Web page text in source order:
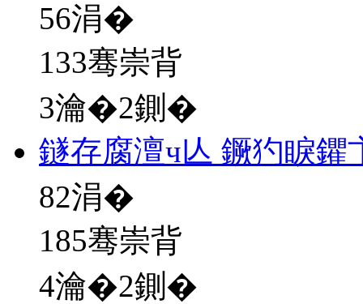
56涓�
133骞崇背
3瀹�2鍘�
鐩存腐澶ч亾 鐝犳睙鑺
82涓�
185骞崇背
4瀹�2鍘�